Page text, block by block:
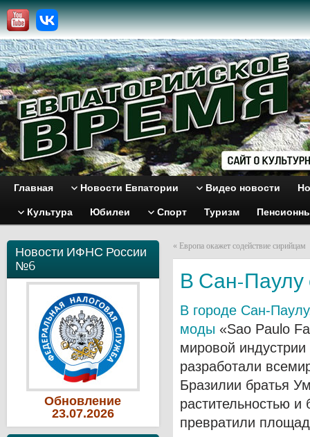
Главная Новости Евпатории Видео новости
Культура Юбилеи Спорт Туризм
Новости ИФНС России
№6
Обновление
23.07.2026
« Европа окажет содействие сирийцам
В Сан-Паулу
В городе Сан-
моды «Sao Paulo
мировой
разработали
Бразилии братья
растительностью
превратили